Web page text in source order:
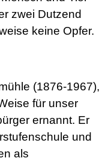
zwei Dutzend
keine Opfer.
(1876-1967),
für unser
ernannt. Er
und
als